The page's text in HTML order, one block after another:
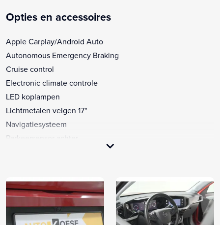
Opties en accessoires
Apple Carplay/Android Auto
Autonomous Emergency Braking
Cruise control
Electronic climate controle
LED koplampen
Lichtmetalen velgen 17"
Navigatiesysteem
Parkeersensor achter
Achteruitrijcamera
Afwijkende dakkleur
Alarm klasse 1(startblokkering)
Anti Blokkeer Systeem